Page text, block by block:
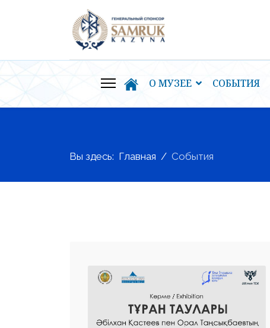
О МУЗЕЕ СОБЫТИЯ
Вы здесь: Главная События